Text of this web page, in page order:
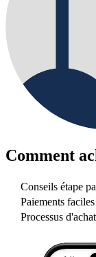
Comment
Conseils étape
Paiements
Processus